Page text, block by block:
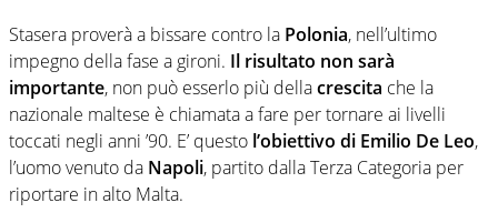
Stasera proverà a bissare contro la Polonia, nell’ultimo
impegno della fase a gironi. Il risultato non sarà
importante, non può esserlo più dellacrescita che la
nazionale maltese è chiamata a fare per tornare ai livelli
toccati negli anni ’90. E’ questo l’obiettivo di Emilio De Leo,
l’uomo venuto da Napoli, partito dalla Terza Categoria per
riportare in alto Malta.